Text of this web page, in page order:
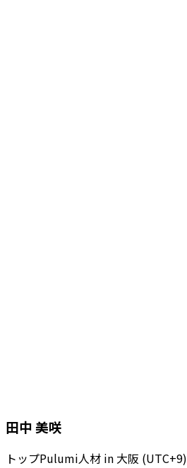
田中 美咲
トップPulumi人材 in 大阪 (UTC+9)